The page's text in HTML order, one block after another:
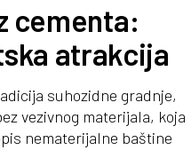
cementa:
atrakcija
suhozidne gradnje,
vezivnog materijala, koja
nematerijalne baštine